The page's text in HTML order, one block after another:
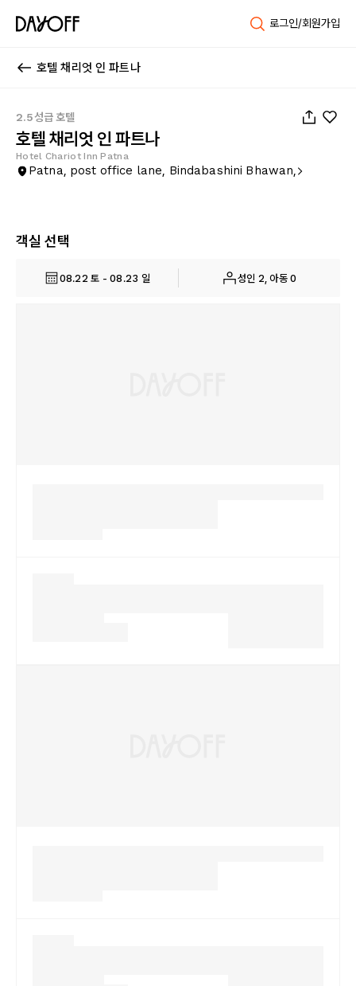
로그인/회원가입
호텔 채리엇 인 파트나
2.5성급 호텔
호텔 채리엇 인 파트나
Hotel Chariot Inn Patna
Patna, post office lane, Bindabashini Bhawan,
객실 선택
08.22 토 - 08.23 일 성인 2, 아동 0